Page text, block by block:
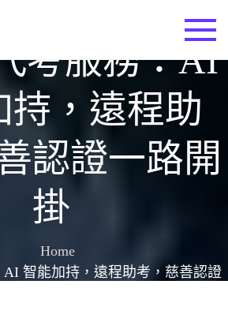
考服務：AI
持，遠程助
認證一路開
掛
Home
AI 智能加持，遠程助考，慈善認證